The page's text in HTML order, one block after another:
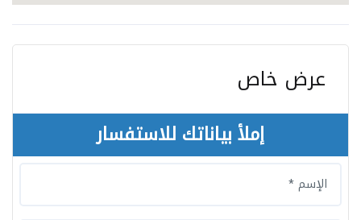
عرض خاص
إملأ بياناتك للاستفسار